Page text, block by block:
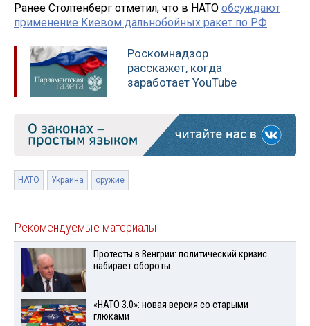
Ранее Столтенберг отметил, что в НАТО обсуждают
применение Киевом дальнобойных ракет по РФ.
Роскомнадзор
расскажет, когда
заработает YouTube
НАТО Украина оружие
Рекомендуемые материалы
Протесты в Венгрии: политический кризис
набирает обороты
«НАТО 3.0»: новая версия со старыми
глюками